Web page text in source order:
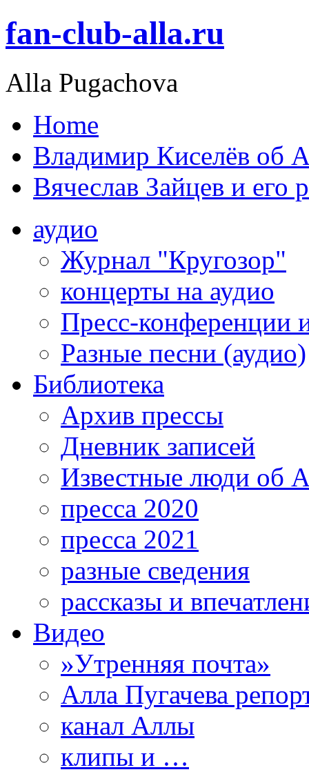
fan-club-alla.ru
Alla Pugachova
Home
Владимир Киселёв об
Вячеслав Зайцев и его
аудио
Журнал "Кругозор"
концерты на аудио
Пресс-конференции
Разные песни (аудио)
Библиотека
Архив прессы
Дневник записей
Известные люди об
пресса 2020
пресса 2021
разные сведения
рассказы и
Видео
»Утренняя почта»
Алла Пугачева
канал Аллы
клипы и …